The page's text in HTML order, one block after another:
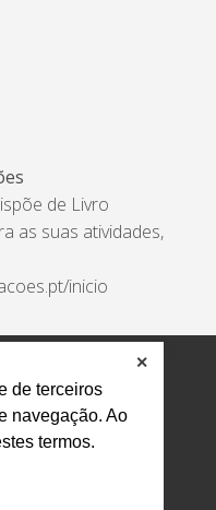
de terceiros
navegação. Ao
termos.
✕
de Livro
as suas atividades,
inicio
de Dados
Livro Eletrónico
Denúncias
by AM. Developed by